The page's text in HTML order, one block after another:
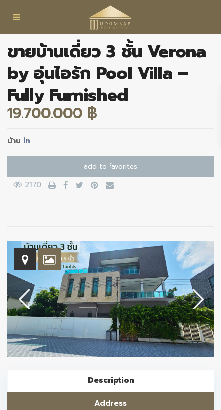
ขายบ้านเดี่ยว 3 ชั้น Verona
by อุ่นไอรัก Pool Villa –
Fully Furnished
19.700.000 ฿
บ้าน in
add to favorites
2170
Description
Address